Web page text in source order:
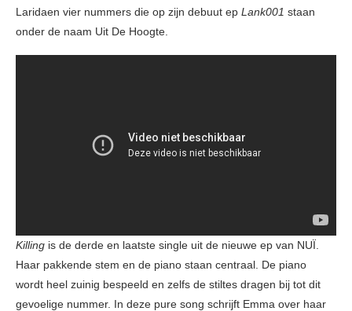
Laridaen vier nummers die op zijn debuut ep Lank001 staan
onder de naam Uit De Hoogte.
Killing is de derde en laatste single uit de nieuwe ep van NUÏ.
Haar pakkende stem en de piano staan centraal. De piano
wordt heel zuinig bespeeld en zelfs de stiltes dragen bij tot dit
gevoelige nummer. In deze pure song schrijft Emma over haar